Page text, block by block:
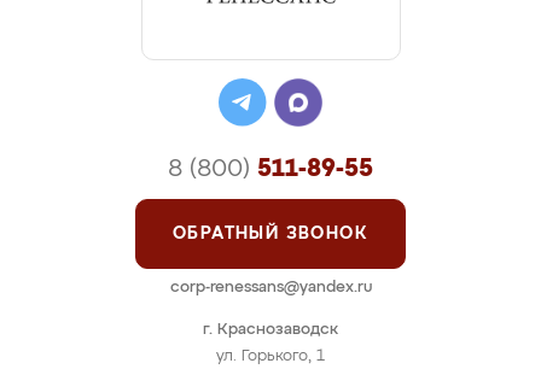
г. Краснозаводск
ул. Горького, 1
8 (800) 511-89-55
ОБРАТНЫЙ ЗВОНОК
corp-renessans@yandex.ru